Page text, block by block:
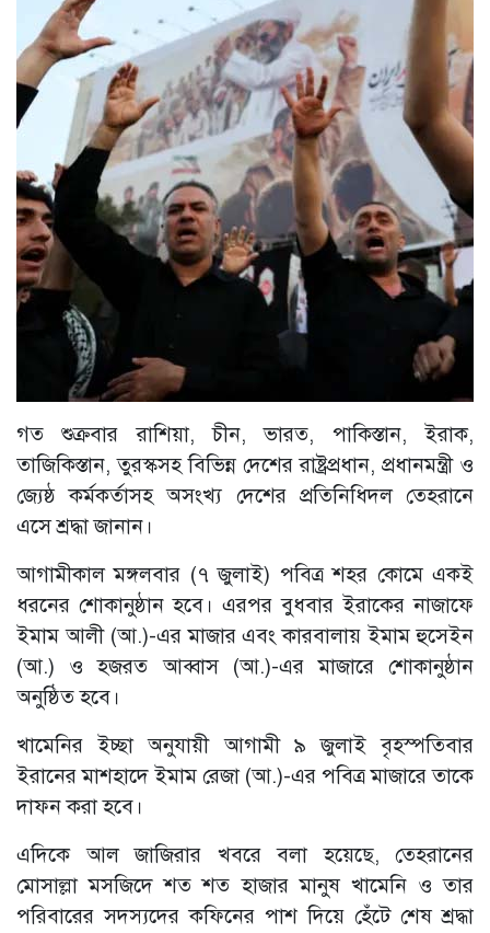
গত শুক্রবার রাশিয়া, চীন, ভারত, পাকিস্তান, ইরাক,
তাজিকিস্তান, তুরস্কসহ বিভিন্ন দেশের রাষ্ট্রপ্রধান, প্রধানমন্ত্রী ও
জ্যেষ্ঠ কর্মকর্তাসহ অসংখ্য দেশের প্রতিনিধিদল তেহরানে
এসে শ্রদ্ধা জানান।
আগামীকাল মঙ্গলবার (৭ জুলাই) পবিত্র শহর কোমে একই
ধরনের শোকানুষ্ঠান হবে। এরপর বুধবার ইরাকের নাজাফে
ইমাম আলী (আ.)-এর মাজার এবং কারবালায় ইমাম হুসেইন
(আ.) ও হজরত আব্বাস (আ.)-এর মাজারে শোকানুষ্ঠান
অনুষ্ঠিত হবে।
খামেনির ইচ্ছা অনুযায়ী আগামী ৯ জুলাই বৃহস্পতিবার
ইরানের মাশহাদে ইমাম রেজা (আ.)-এর পবিত্র মাজারে তাকে
দাফন করা হবে।
এদিকে আল জাজিরার খবরে বলা হয়েছে, তেহরানের
মোসাল্লা মসজিদে শত শত হাজার মানুষ খামেনি ও তার
পরিবারের সদস্যদের কফিনের পাশ দিয়ে হেঁটে শেষ শ্রদ্ধা